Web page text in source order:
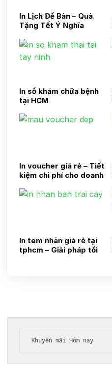
Khuyến mãi Hôm nay
In Lịch Để Bàn – Quà
Tặng Tết Ý Nghĩa
In sổ khám chữa bệnh
tại HCM
In voucher giá rẻ – Tiết
kiệm chi phí cho doanh
In tem nhãn giá rẻ tại
tphcm – Giải pháp tối